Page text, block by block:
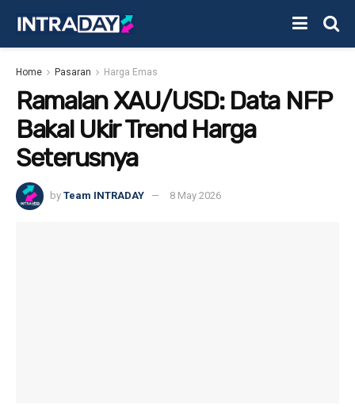
Home Pasaran Harga Emas
Ramalan XAU/USD: Data NFP
Bakal Ukir Trend Harga
Seterusnya
by Team INTRADAY 8 May 2026